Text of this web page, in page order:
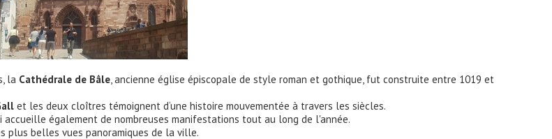
la Cathédrale de Bâle, ancienne église épiscopale de style roman et gothique, fut construite entre 1019 et
et les deux cloîtres témoignent d‘une histoire mouvementée à travers les siècles.
également de nombreuses manifestations tout au long de l'année.
plus belles vues panoramiques de la ville.